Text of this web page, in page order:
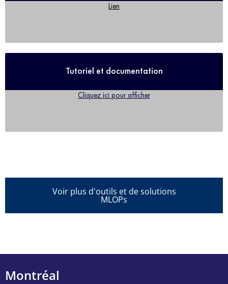
Lien
Tutoriel et documentation
Cliquez ici pour afficher
Voir plus d'outils et de solutions
MLOPs
Montréal